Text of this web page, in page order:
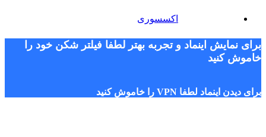
اکسسوری
برای نمایش اینماد و تجربه بهتر لطفا فیلتر شکن خود را
خاموش کنید
برای دیدن اینماد لطفا VPN را خاموش کنید